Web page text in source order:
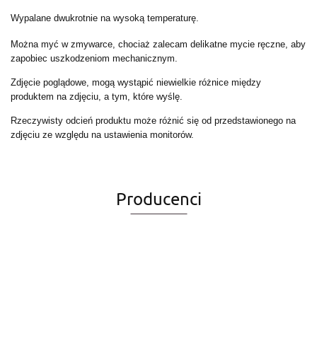
Wypalane dwukrotnie na wysoką temperaturę.
Można myć w zmywarce, chociaż zalecam delikatne mycie ręczne, aby
zapobiec uszkodzeniom mechanicznym.
Zdjęcie poglądowe, mogą wystąpić niewielkie różnice między
produktem na zdjęciu, a tym, które wyślę.
Rzeczywisty odcień produktu może różnić się od przedstawionego na
zdjęciu ze względu na ustawienia monitorów.
Producenci